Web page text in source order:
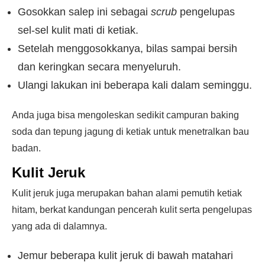
Gosokkan salep ini sebagai scrub pengelupas
sel-sel kulit mati di ketiak.
Setelah menggosokkanya, bilas sampai bersih
dan keringkan secara menyeluruh.
Ulangi lakukan ini beberapa kali dalam seminggu.
Anda juga bisa mengoleskan sedikit campuran baking
soda dan tepung jagung di ketiak untuk menetralkan bau
badan.
Kulit Jeruk
Kulit jeruk juga merupakan bahan alami pemutih ketiak
hitam, berkat kandungan pencerah kulit serta pengelupas
yang ada di dalamnya.
Jemur beberapa kulit jeruk di bawah matahari